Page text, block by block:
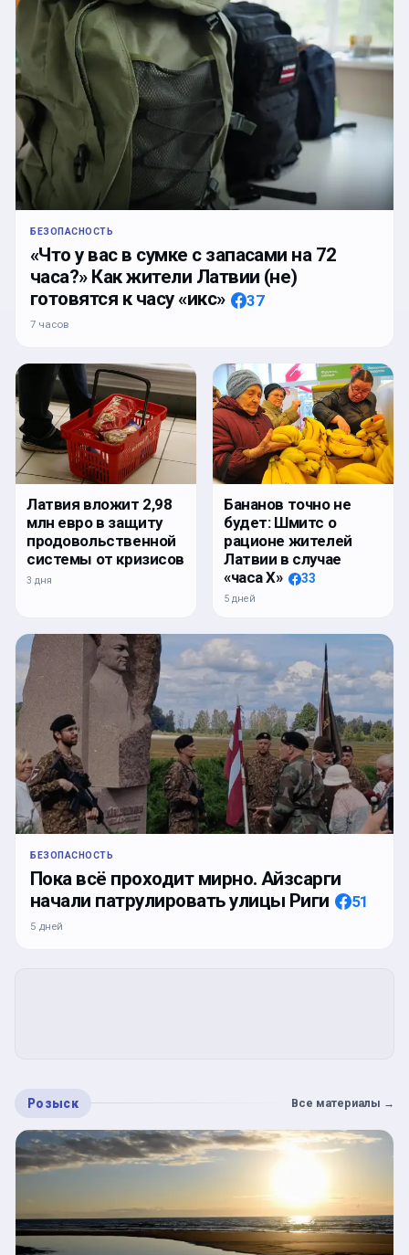
БЕЗОПАСНОСТЬ
«Что у вас в сумке с запасами на 72
часа?» Как жители Латвии (не)
готовятся к часу «икс»
37
7 часов
Латвия вложит 2,98
млн евро в защиту
продовольственной
системы от кризисов
3 дня
Бананов точно не
будет: Шмитс о
рационе жителей
Латвии в случае
«часа Х»
33
5 дней
БЕЗОПАСНОСТЬ
Пока всё проходит мирно. Айзсарги
начали патрулировать улицы Риги
51
5 дней
Розыск Все материалы →